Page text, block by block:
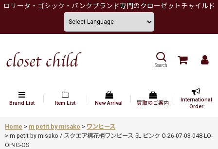
ロリータ・ゴシック・パンクブランド専門のクローゼットチャイルド
Search
Brand List Item List New Arrival 買取のご案内
International
Order
Home > m petit by misako > ワンピース
> m petit by misako / スクエア襟花柄ワンピース 5L ピンク O-26-07-03-048-LO-
OP-IG-OS